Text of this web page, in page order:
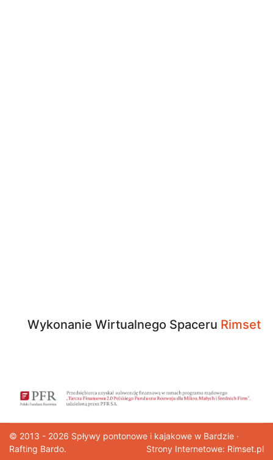
Wykonanie Wirtualnego Spaceru Rimset
© 2013 - 2026 Spływy pontonowe i kajakowe w Bardzie ·
Rafting Bardo.
Strony Internetowe: Rimset.pl